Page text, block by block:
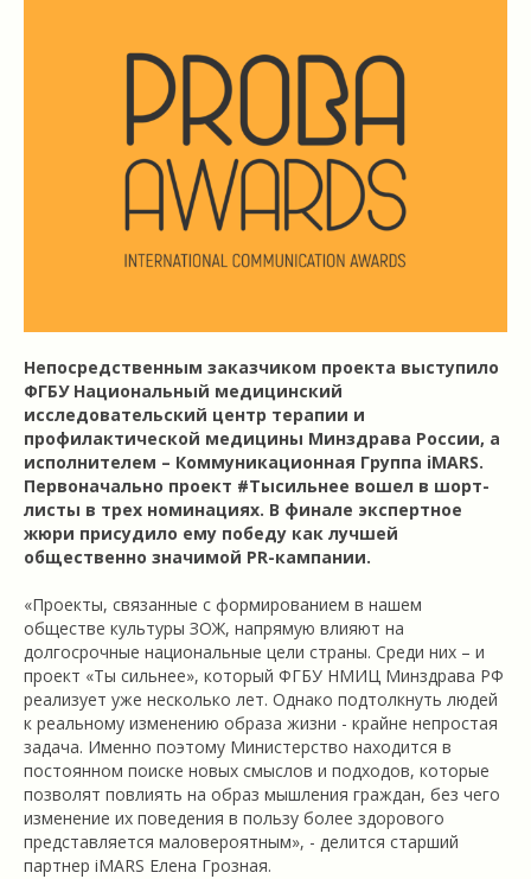
Непосредственным заказчиком проекта выступило
ФГБУ Национальный медицинский
исследовательский центр терапии и
профилактической медицины Минздрава России, а
исполнителем – Коммуникационная Группа iMARS.
Первоначально проект #Тысильнее вошел в шорт-
листы в трех номинациях. В финале экспертное
жюри присудило ему победу как лучшей
общественно значимой PR-кампании.
«Проекты, связанные с формированием в нашем
обществе культуры ЗОЖ, напрямую влияют на
долгосрочные национальные цели страны. Среди них – и
проект «Ты сильнее», который ФГБУ НМИЦ Минздрава РФ
реализует уже несколько лет. Однако подтолкнуть людей
к реальному изменению образа жизни - крайне непростая
задача. Именно поэтому Министерство находится в
постоянном поиске новых смыслов и подходов, которые
позволят повлиять на образ мышления граждан, без чего
изменение их поведения в пользу более здорового
представляется маловероятным», - делится старший
партнер iMARS Елена Грозная.